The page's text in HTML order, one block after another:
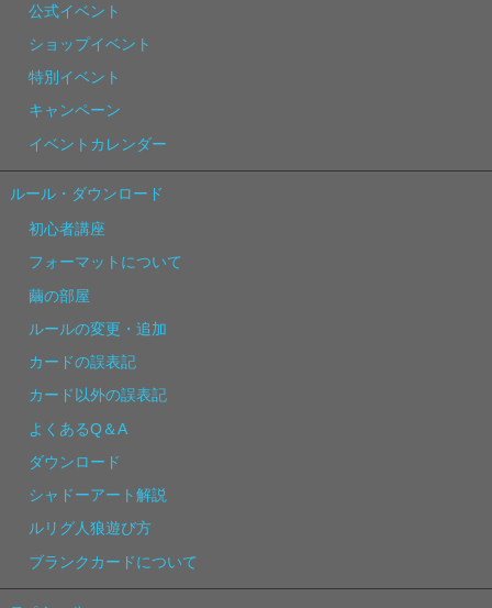
公式イベント
ショップイベント
特別イベント
キャンペーン
イベントカレンダー
ルール・ダウンロード
初心者講座
フォーマットについて
繭の部屋
ルールの変更・追加
カードの誤表記
カード以外の誤表記
よくあるQ＆A
ダウンロード
シャドーアート解説
ルリグ人狼遊び方
ブランクカードについて